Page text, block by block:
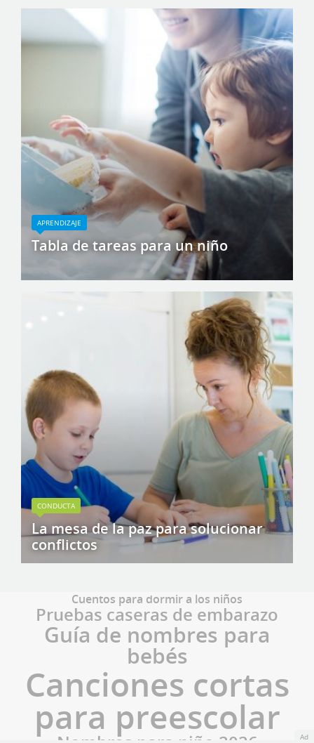
APRENDIZAJE
Tabla de tareas para un niño
CONDUCTA
La mesa de la paz para solucionar
conflictos
Cuentos para dormir a los niños
Pruebas caseras de embarazo
Guía de nombres para
bebés
Canciones cortas
para preescolar Ad